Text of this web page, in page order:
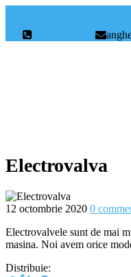
Electrovalva
12 octombrie 2020 0
Electrovalvele sunt de mai
masina. Noi avem orice
Distribuie: